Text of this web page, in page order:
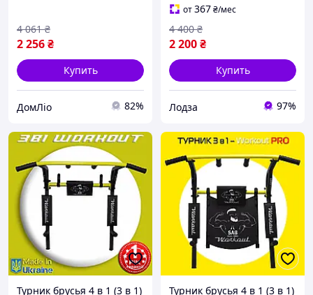
2 256₴
4 061 ₴
Купить
ДомЛіо 82%
от367₴/мес
2 200₴
4 400 ₴
Купить
Лодза 97%
Турник брусья 4 в 1 (3 в 1)
Турник брусья 4 в 1 (3 в 1)